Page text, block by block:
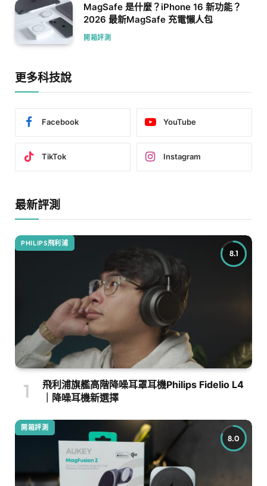
MagSafe 是什麼？iPhone 16 新功能？
2026 最新MagSafe 充電懶人包
開箱評測
更多科技說
Facebook YouTube
TikTok Instagram
最新評測
8.1
PHILIPS飛利浦
飛利浦旗艦高階降噪耳罩耳機Philips Fidelio L4
｜降噪耳機新選擇
8.0
開箱評測